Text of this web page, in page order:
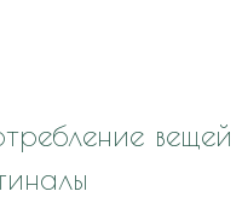
вещей